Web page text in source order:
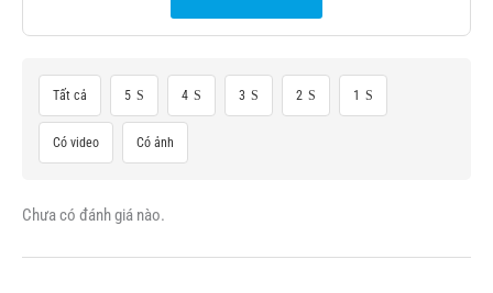
Tất cả 5 4 3 2 1
Có video Có ảnh
Chưa có đánh giá nào.